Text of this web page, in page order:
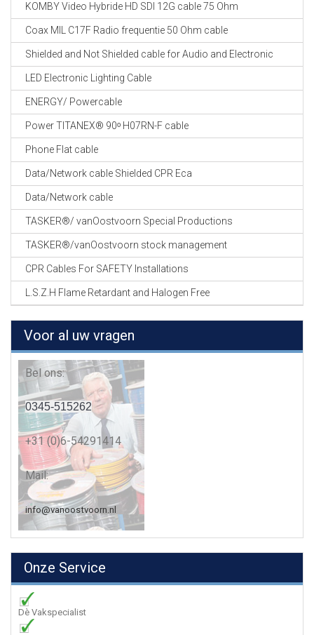
KOMBY Video Hybride HD SDI 12G cable 75 Ohm
Coax MIL C17F Radio frequentie 50 Ohm cable
Shielded and Not Shielded cable for Audio and Electronic
LED Electronic Lighting Cable
ENERGY/ Powercable
Power TITANEX® 90ᵒ H07RN-F cable
Phone Flat cable
Data/Network cable Shielded CPR Eca
Data/Network cable
TASKER®/ vanOostvoorn Special Productions
TASKER®/vanOostvoorn stock management
CPR Cables For SAFETY Installations
L.S.Z.H Flame Retardant and Halogen Free
Voor al uw vragen
Bel ons:
0345-515262
+31 (0)6-54291414
Mail:
info@vanoostvoorn.nl
Onze Service
Dè Vakspecialist